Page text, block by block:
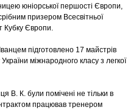
юніорської першості Європи,
призером Всесвітньої
Кубку Європи.
підготовлено 17 майстрів
міжнародного класу з легкої
В. К. були помічені не тільки в
працював тренером